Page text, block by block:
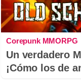
Corepunk MMORPG
Un verdadero
¡Cómo los de